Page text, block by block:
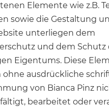
Elemente wie z.B.
sowie die Gestaltung
unterliegen dem
und dem Schutz
Eigentums. Diese
ohne ausdrückliche
von Bianca Pinz
bearbeitet oder